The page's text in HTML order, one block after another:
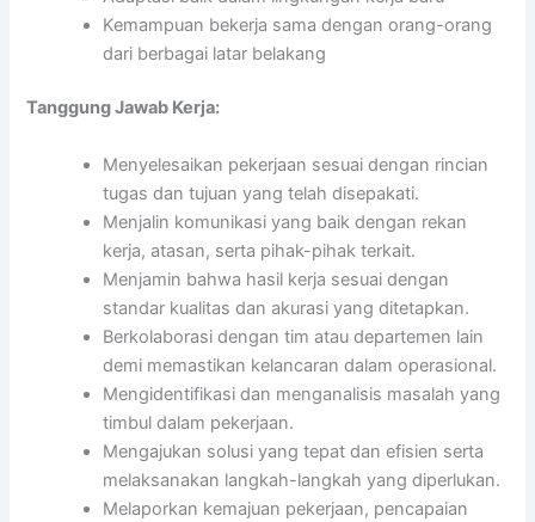
Kemampuan bekerja sama dengan orang-orang
dari berbagai latar belakang
Tanggung Jawab Kerja:
Menyelesaikan pekerjaan sesuai dengan rincian
tugas dan tujuan yang telah disepakati.
Menjalin komunikasi yang baik dengan rekan
kerja, atasan, serta pihak-pihak terkait.
Menjamin bahwa hasil kerja sesuai dengan
standar kualitas dan akurasi yang ditetapkan.
Berkolaborasi dengan tim atau departemen lain
demi memastikan kelancaran dalam operasional.
Mengidentifikasi dan menganalisis masalah yang
timbul dalam pekerjaan.
Mengajukan solusi yang tepat dan efisien serta
melaksanakan langkah-langkah yang diperlukan.
Melaporkan kemajuan pekerjaan, pencapaian